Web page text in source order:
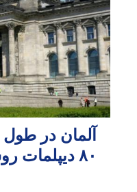
آلمان در
۸۰ دیپلمات روس را اخراج کرد